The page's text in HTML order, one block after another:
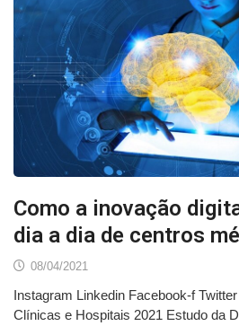
Como a inovação
dia a dia de centros
08/04/2021
Instagram Linkedin Facebook-f
Clínicas e Hospitais 2021 Estudo da